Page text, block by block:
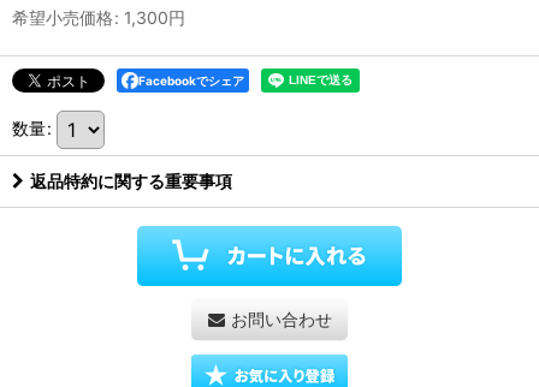
希望小売価格: 1,300円
Facebookでシェア
数量:
返品特約に関する重要事項
お問い合わせ